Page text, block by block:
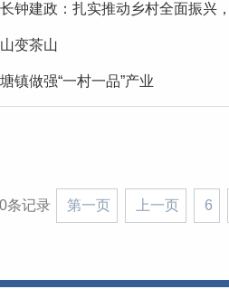
钟建政：扎实推动乡村全面振兴
变茶山
镇做强“一村一品”产业
条记录 第一页 上一页 6